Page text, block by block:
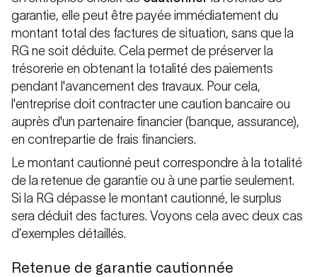
garantie, elle peut être payée immédiatement du
montant total des factures de situation, sans que la
RG ne soit déduite. Cela permet de préserver la
trésorerie en obtenant la totalité des paiements
pendant l'avancement des travaux. Pour cela,
l'entreprise doit contracter une caution bancaire ou
auprès d'un partenaire financier (banque, assurance),
en contrepartie de frais financiers.
Le montant cautionné peut correspondre à la totalité
de la retenue de garantie ou à une partie seulement.
Si la RG dépasse le montant cautionné, le surplus
sera déduit des factures. Voyons cela avec deux cas
d’exemples détaillés.
Retenue de garantie cautionnée